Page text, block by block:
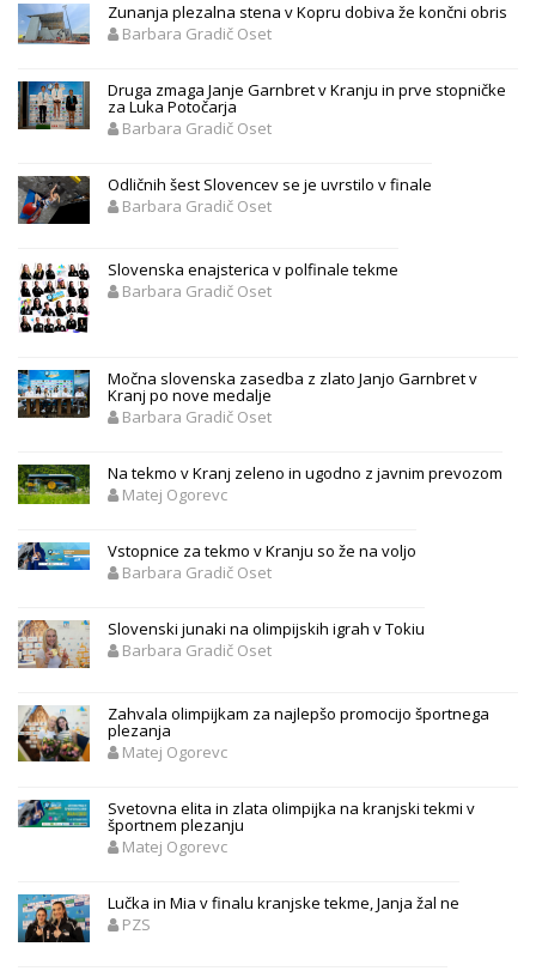
Zunanja plezalna stena v Kopru dobiva že končni obris
Barbara Gradič Oset
Druga zmaga Janje Garnbret v Kranju in prve stopničke
za Luka Potočarja
Barbara Gradič Oset
Odličnih šest Slovencev se je uvrstilo v finale
Barbara Gradič Oset
Slovenska enajsterica v polfinale tekme
Barbara Gradič Oset
Močna slovenska zasedba z zlato Janjo Garnbret v
Kranj po nove medalje
Barbara Gradič Oset
Na tekmo v Kranj zeleno in ugodno z javnim prevozom
Matej Ogorevc
Vstopnice za tekmo v Kranju so že na voljo
Barbara Gradič Oset
Slovenski junaki na olimpijskih igrah v Tokiu
Barbara Gradič Oset
Zahvala olimpijkam za najlepšo promocijo športnega
plezanja
Matej Ogorevc
Svetovna elita in zlata olimpijka na kranjski tekmi v
športnem plezanju
Matej Ogorevc
Lučka in Mia v finalu kranjske tekme, Janja žal ne
PZS